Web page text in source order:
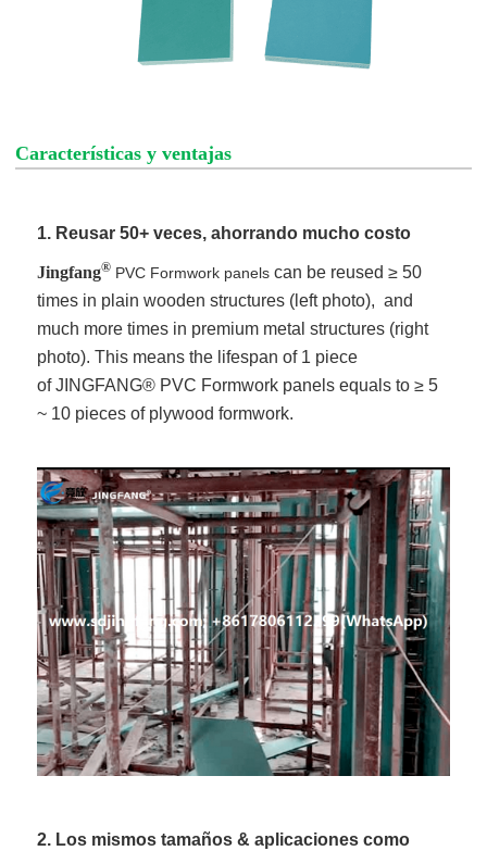
Características y ventajas
1. Reusar 50+ veces, ahorrando mucho costo
Jingfang® PVC Formwork panels can be reused ≥ 50
times in plain wooden structures (left photo), and
much more times in premium metal structures (right
photo). This means the lifespan of 1 piece
of JINGFANG® PVC Formwork panels equals to ≥ 5
~ 10 pieces of plywood formwork.
2. Los mismos tamaños & aplicaciones como